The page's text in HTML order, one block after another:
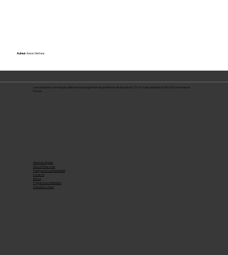
Auteur:Alexis Mertens
Lesmauxdedos.com est spécialisé dans le soulagement des problèmes de dos depuis 2012 et a déjà aidé plus de 900 000 personnes en
Europe.
Mentions légales
Qui sommes nous
Politique de Confidentialité
Livraison
Retour
Programme d'affiliation
Contactez-nous